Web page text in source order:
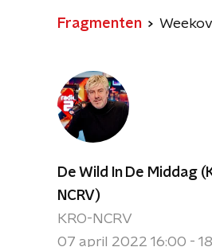
Fragmenten
De Wild In De Middag
NCRV)
KRO-NCRV
07 april 2022 16:00 -